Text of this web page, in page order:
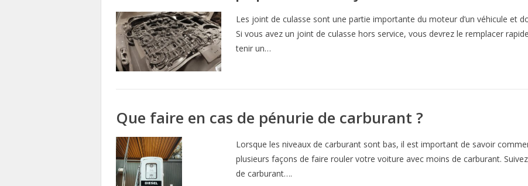
Les joint de culasse sont une partie importante du moteur d’un véhicule et
Si vous avez un joint de culasse hors service, vous devrez le remplacer
tenir un…
Que faire en cas de pénurie de carburant ?
Lorsque les niveaux de carburant sont bas, il est important de savoir
plusieurs façons de faire rouler votre voiture avec moins de carburant.
de carburant….